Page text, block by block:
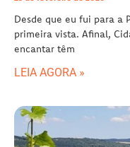
Desde que eu fui para a
primeira vista. Afinal,
encantar têm
LEIA AGORA »